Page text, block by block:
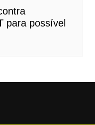
para possível